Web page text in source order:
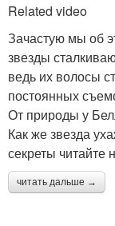
Related video
Зачастую мы об
звезды
ведь их волосы
постоянных
От природы у
Как же звезда
секреты читайте
читать дальше →